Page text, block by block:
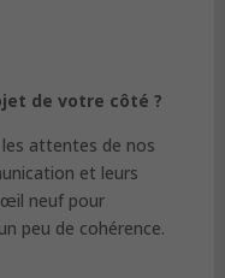
de votre côté ?
attentes de nos
et leurs
neuf pour
peu de cohérence.